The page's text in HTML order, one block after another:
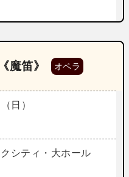
魔笛》 オペラ
日）
シティ・大ホール